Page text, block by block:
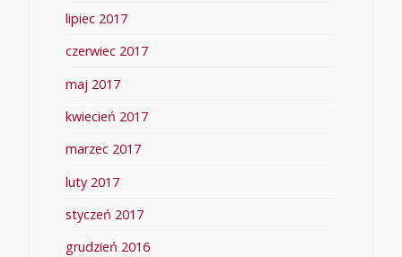
lipiec 2017
czerwiec 2017
maj 2017
kwiecień 2017
marzec 2017
luty 2017
styczeń 2017
grudzień 2016